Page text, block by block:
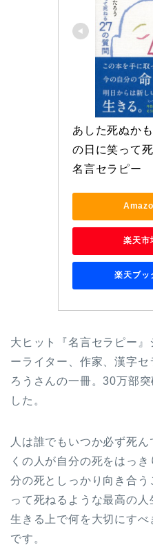
あした死ぬか
の日に笑って
名言セラピー
楽天市
楽天ブッ
大ヒット『名言セラピー
ーライター、作家、漢字
ろうさんの一冊。30万部
した。
人は誰でもいつか必ず死
くの人が自分の死をはっ
分の死としっかり向き合
って死ねるような最高の人
生きる上で何を大切にす
です。